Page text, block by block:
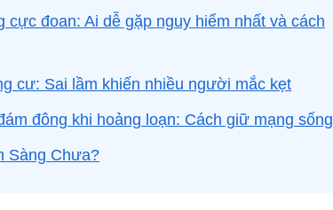
đoan: Ai dễ gặp nguy hiểm nhất và cách
cư: Sai lầm khiến nhiều người mắc kẹt
đông khi hoảng loạn: Cách giữ mạng sống
Sàng Chưa?